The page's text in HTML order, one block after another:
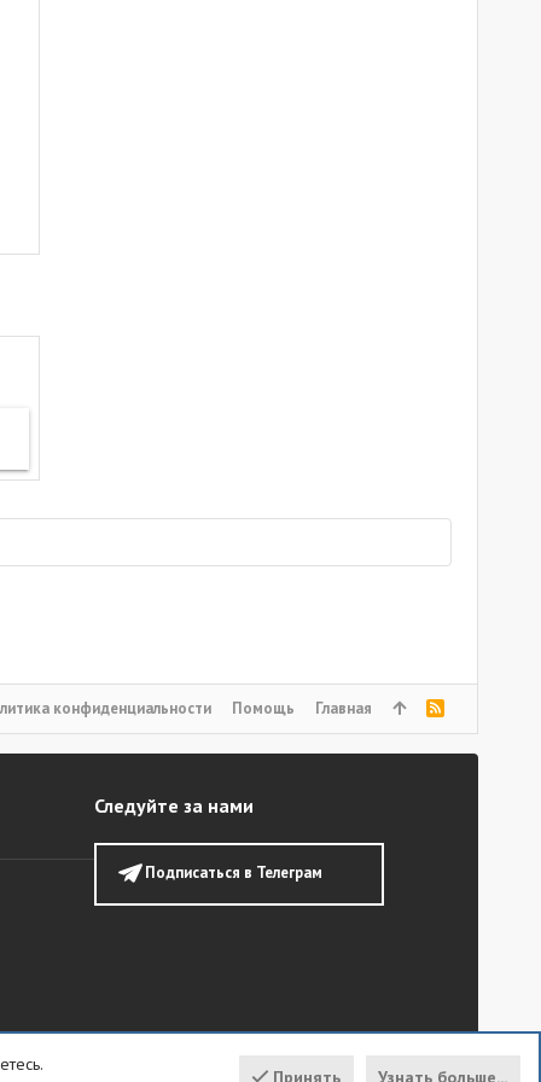
конфиденциальности Помощь Главная
R
Следуйте за нами
Подписаться в Телеграм
Принять Узнать больше...